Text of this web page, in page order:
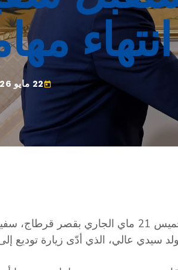
today22 مايو 2026
استقبل رئيس الجمهوريّة قيس سعيّد، عصر يوم أمس، الخميس 21 ماي الجاري بقصر قرطاج،
سيدي عالي، الذي أدّى زيارة توديع